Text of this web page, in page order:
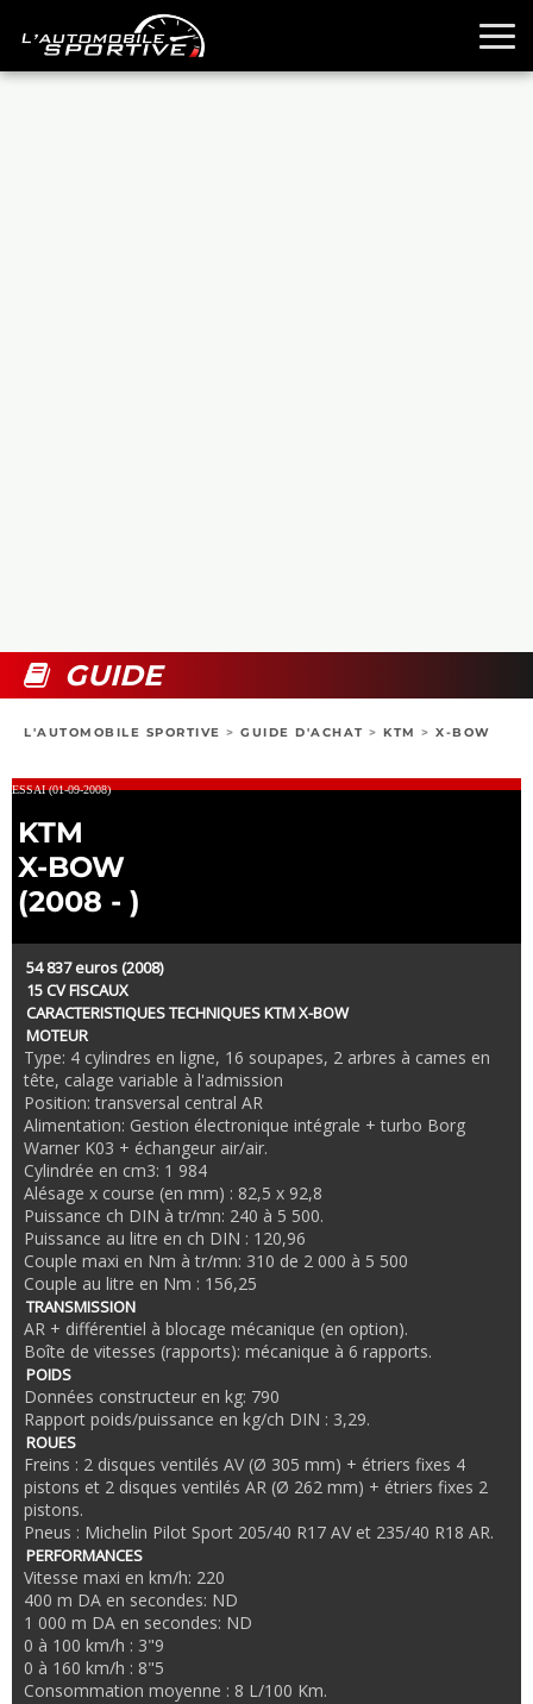
BOUTIQUE
GUIDE
L'AUTOMOBILE SPORTIVE > GUIDE D'ACHAT > KTM > X-BOW
ESSAI (01-09-2008)
KTM
X-BOW
(2008 - )
54 837 euros (2008)
15 CV FISCAUX
CARACTERISTIQUES TECHNIQUES KTM X-BOW
MOTEUR
Type: 4 cylindres en ligne, 16 soupapes, 2 arbres à cames en
tête, calage variable à l'admission
Position: transversal central AR
Alimentation: Gestion électronique intégrale + turbo Borg
Warner K03 + échangeur air/air.
Cylindrée en cm3: 1 984
Alésage x course (en mm) : 82,5 x 92,8
Puissance ch DIN à tr/mn: 240 à 5 500.
Puissance au litre en ch DIN : 120,96
Couple maxi en Nm à tr/mn: 310 de 2 000 à 5 500
Couple au litre en Nm : 156,25
TRANSMISSION
AR + différentiel à blocage mécanique (en option).
Boîte de vitesses (rapports): mécanique à 6 rapports.
POIDS
Données constructeur en kg: 790
Rapport poids/puissance en kg/ch DIN : 3,29.
ROUES
Freins : 2 disques ventilés AV (Ø 305 mm) + étriers fixes 4
pistons et 2 disques ventilés AR (Ø 262 mm) + étriers fixes 2
pistons.
Pneus : Michelin Pilot Sport 205/40 R17 AV et 235/40 R18 AR.
PERFORMANCES
Vitesse maxi en km/h: 220
400 m DA en secondes: ND
1 000 m DA en secondes: ND
0 à 100 km/h : 3"9
0 à 160 km/h : 8"5
Consommation moyenne : 8 L/100 Km.